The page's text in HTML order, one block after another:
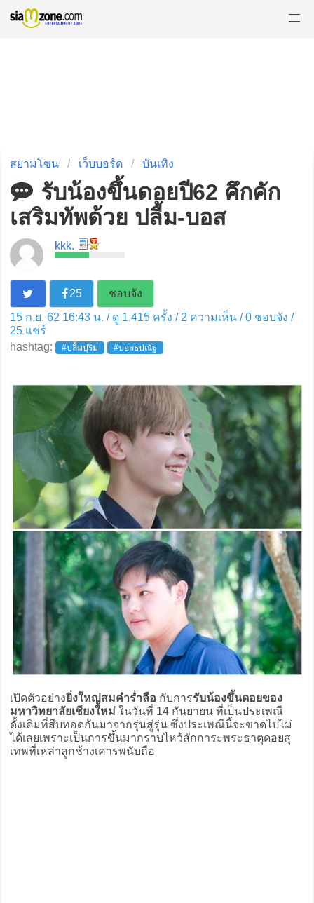
สยามโซน เว็บบอร์ด บันเทิง
รับน้องขึ้นดอยปี62 คึกคัก
เสริมทัพด้วย ปลื้ม-บอส
kkk.
25
ชอบจัง
15 ก.ย. 62 16:43 น. / ดู 1,415 ครั้ง / 2 ความเห็น /0ชอบจัง /
25แชร์
hashtag:
#ปลื้มปุริม #บอสธปณัฐ
เปิดตัวอย่างยิ่งใหญ่สมคำร่ำลือ กับการรับน้องขึ้นดอยของ
มหาวิทยาลัยเชียงใหม่ในวันที่ 14 กันยายน ที่เป็นประเพณี
ดั้งเดิมที่สืบทอดกันมาจากรุ่นสู่รุ่น ซึ่งประเพณีนี้จะขาดไปไม่
ได้เลยเพราะเป็นการขึ้นมากราบไหว้สักการะพระธาตุดอยสุ
เทพที่เหล่าลูกช้างเคารพนับถือ